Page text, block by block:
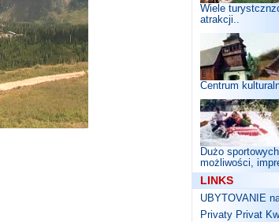
Wiele
atrakcji..
Centrum
Dużo sportowych
możliwości,
LINKS
UBYTOVANIE
Privaty Privat